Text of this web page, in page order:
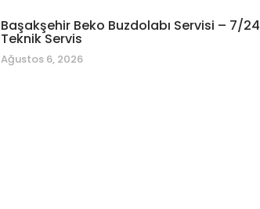
Başakşehir Beko Buzdolabı Servisi – 7/24
Teknik Servis
Ağustos 6, 2026